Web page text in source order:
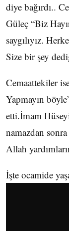
diye bağırdı..
Güleç “Biz
saygılıyız.
Size bir şey
Cemaattekiler
Yapmayın
etti.İmam
namazdan
Allah
İşte ocamide